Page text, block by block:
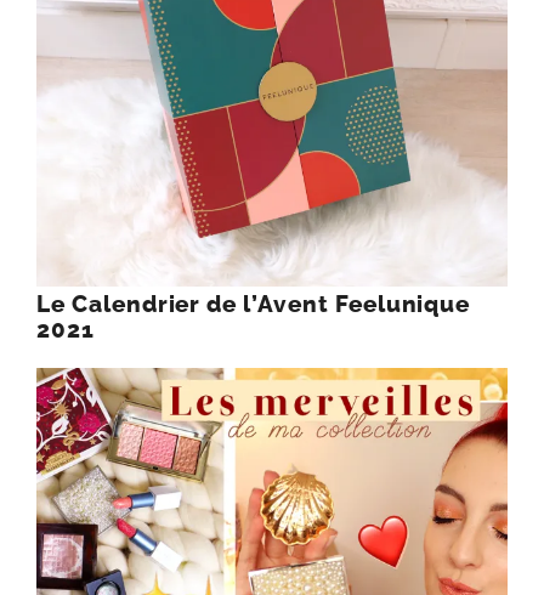
Le Calendrier de l’Avent Feelunique
2021